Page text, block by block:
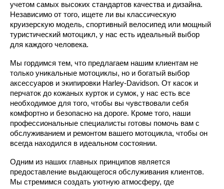
учетом самых высоких стандартов качества и дизайна.
Независимо от того, ищете ли вы классическую
круизерскую модель, спортивный велосипед или мощный
туристический мотоцикл, у нас есть идеальный выбор
для каждого человека.
Мы гордимся тем, что предлагаем нашим клиентам не
только уникальные мотоциклы, но и богатый выбор
аксессуаров и экипировки Harley-Davidson. От касок и
перчаток до кожаных курток и сумок, у нас есть все
необходимое для того, чтобы вы чувствовали себя
комфортно и безопасно на дороге. Кроме того, наши
профессиональные специалисты готовы помочь вам с
обслуживанием и ремонтом вашего мотоцикла, чтобы он
всегда находился в идеальном состоянии.
Одним из наших главных принципов является
предоставление выдающегося обслуживания клиентов.
Мы стремимся создать уютную атмосферу, где